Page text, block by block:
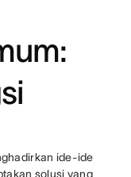
ide-ide
solusi yang